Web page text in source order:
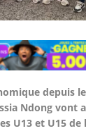
depuis
Ndong vont
U13 et U15 de